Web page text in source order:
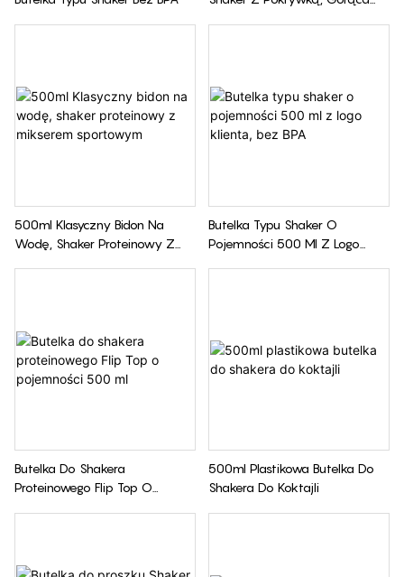
500ml Klasyczny Bidon Na
Wodę, Shaker Proteinowy Z
Butelka Typu Shaker O
Pojemności 500 Ml Z Logo
Butelka Do Shakera
Proteinowego Flip Top O
500ml Plastikowa Butelka Do
Shakera Do Koktajli